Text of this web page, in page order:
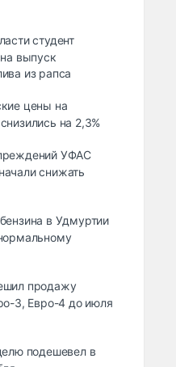
студент
выпуск
из рапса
цены на
на 2,3%
УФАС
снижать
в Удмуртии
продажу
3, Евро-4 до июля
подешевел в